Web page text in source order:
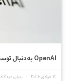
OpenAI به‌دنبال توسعه ChatGPT برای خانواده‌ها است
12 جولای 2026 بدون دیدگاه